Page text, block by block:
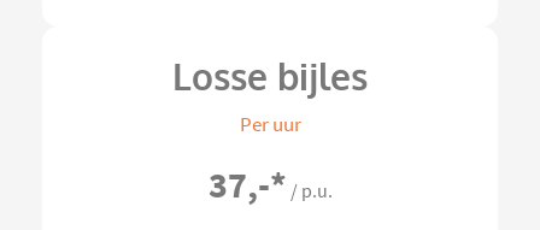
Losse bijles
Per uur
37,-* / p.u.